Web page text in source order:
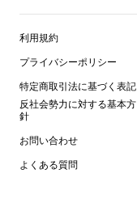
利用規約
プライバシーポリシー
特定商取引法に基づく表記
反社会勢力に対する基本方
針
お問い合わせ
よくある質問